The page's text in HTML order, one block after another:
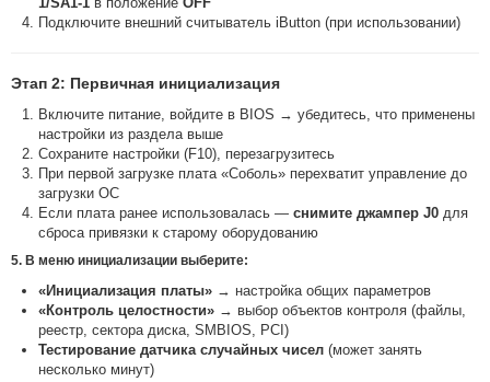
Подключите внешний считыватель iButton (при использовании)
Этап 2: Первичная инициализация
Включите питание, войдите в BIOS → убедитесь, что применены
настройки из раздела выше
Сохраните настройки (F10), перезагрузитесь
При первой загрузке плата «Соболь» перехватит управление до
загрузки ОС
Если плата ранее использовалась — снимите джампер J0 для
сброса привязки к старому оборудованию
5. В меню инициализации выберите:
«Инициализация платы» → настройка общих параметров
«Контроль целостности» → выбор объектов контроля (файлы,
реестр, сектора диска, SMBIOS, PCI)
Тестирование датчика случайных чисел (может занять
несколько минут)